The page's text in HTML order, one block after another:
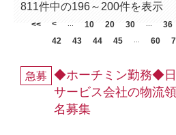
811件中の196～200件を表示
<< < 10 20 30 36
42
43 44 45 60
急募
◆ホーチミン勤務◆日
サービス会社の物流
名募集